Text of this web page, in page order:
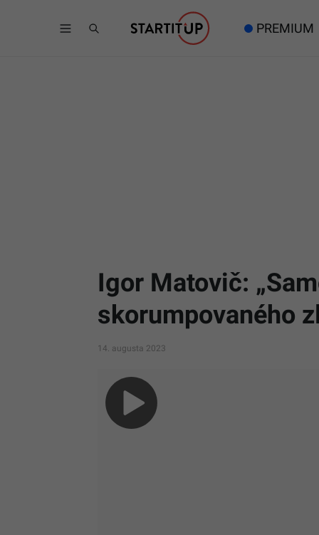
PREMIUM
Igor Matovič:
skorumpovaného
14. augusta 2023